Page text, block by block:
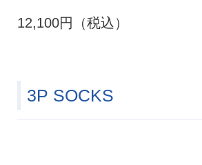
12,100円（税込）
3P SOCKS